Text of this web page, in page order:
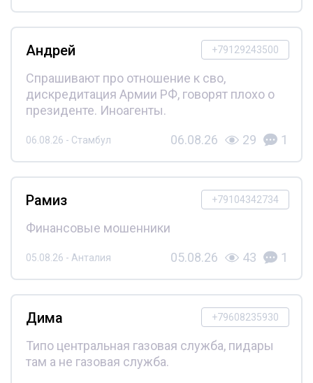
+79129243500
Андрей
Спрашивают про отношение к сво,
дискредитация Армии РФ, говорят плохо о
президенте. Иноагенты.
06.08.26 - Стамбул 06.08.26 29 1
+79104342734
Рамиз
Финансовые мошенники
05.08.26 - Анталия 05.08.26 43 1
+79608235930
Дима
Типо центральная газовая служба, пидары
там а не газовая служба.